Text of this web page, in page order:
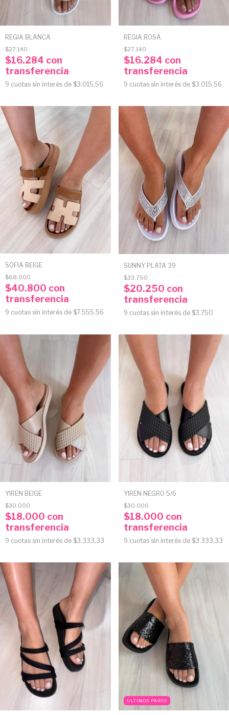
REGIA BLANCA
$27.140
$16.284 con
transferencia
9 cuotas sin interés de $3.015,56
REGIA ROSA
$27.140
$16.284 con
transferencia
9 cuotas sin interés de $3.015,56
SOFIA BEIGE
$68.000
$40.800 con
transferencia
9 cuotas sin interés de $7.555,56
SUNNY PLATA 39
$33.750
$20.250 con
transferencia
9 cuotas sin interés de $3.750
YIREN BEIGE
$30.000
$18.000 con
transferencia
9 cuotas sin interés de $3.333,33
YIREN NEGRO 5/6
$30.000
$18.000 con
transferencia
9 cuotas sin interés de $3.333,33
ULTIMOS PARES